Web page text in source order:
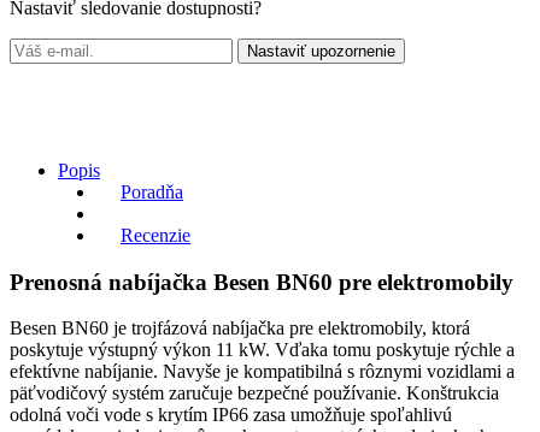
Nastaviť sledovanie dostupnosti?
Nastaviť upozornenie
Popis
Poradňa
Recenzie
Prenosná nabíjačka Besen BN60 pre elektromobily
Besen BN60 je trojfázová nabíjačka pre elektromobily, ktorá
poskytuje výstupný výkon 11 kW. Vďaka tomu poskytuje rýchle a
efektívne nabíjanie. Navyše je kompatibilná s rôznymi vozidlami a
päťvodičový systém zaručuje bezpečné používanie. Konštrukcia
odolná voči vode s krytím IP66 zasa umožňuje spoľahlivú